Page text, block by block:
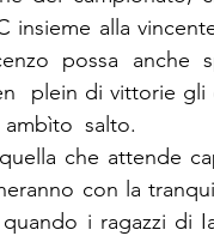
insieme alla
possa anche
plein di vittorie
salto.
che attende
con la
i ragazzi di